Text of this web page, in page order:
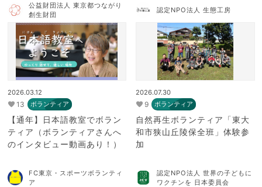
公益財団法人 東京都つながり
創生財団
2026.03.12
13 ボランティア
【通年】日本語教室でボラン
ティア（ボランティアさんへ
のインタビュー動画あり！）
認定NPO法人 生態工房
2026.07.30
9 ボランティア
自然再生ボランティア「東大
和市狭山丘陵保全班」体験参
加
FC東京・スポーツボランティ
ア
認定NPO法人 世界の子どもに
ワクチンを 日本委員会